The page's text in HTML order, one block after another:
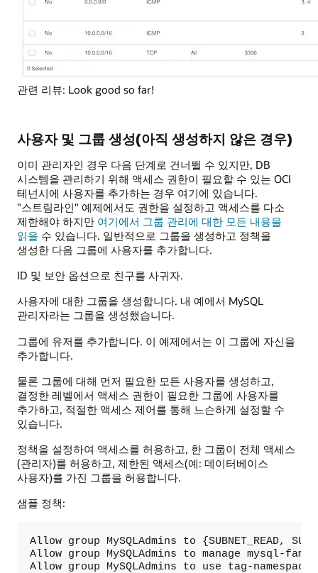
관련 리뷰: Look good so far!
사용자 및 그룹 생성(아직 생성하지 않은 경우)
이미 관리자인 경우 다음 단계로 건너뛸 수 있지만, DB
시스템을 관리하기 위해 액세스 권한이 필요할 수 있는 OCI
테넌시에 사용자를 추가하는 경우 여기에 있습니다.
"스트림라인" 예제에서도 권한을 설정하고 액세스를 다소
제한해야 하지만 여기에서 그룹 관리에 대한 모든 내용을
읽을 수 있습니다. 일반적으로 그룹을 생성하고 정책을
생성한 다음 그룹에 사용자를 추가합니다.
ID 및 보안 옵션으로 친구를 사귀자.
사용자에 대한 그룹을 생성합니다. 내 예에서 MySQL
관리자라는 그룹을 생성했습니다.
그룹에 유저를 추가합니다. 이 예제에서는 이 그룹에 자신을
추가합니다.
물론 그룹에 대해 먼저 필요한 모든 사용자를 생성하고,
결정한 레벨에서 액세스 권한이 필요한 그룹에 사용자를
추가하고, 적절한 액세스 제어를 통해 느슨하게 설정할 수
있습니다.
정책을 설정하여 액세스를 허용하고, 한 그룹이 전체 액세스
(관리자)를 허용하고, 제한된 액세스(예: 데이터베이스
사용자)를 가진 그룹을 허용합니다.
샘플 정책:
Allow group MySQLAdmins to {SUBNET_READ,
Allow group MySQLAdmins to manage mysql-
Allow group MySQLAdmins to use tag-